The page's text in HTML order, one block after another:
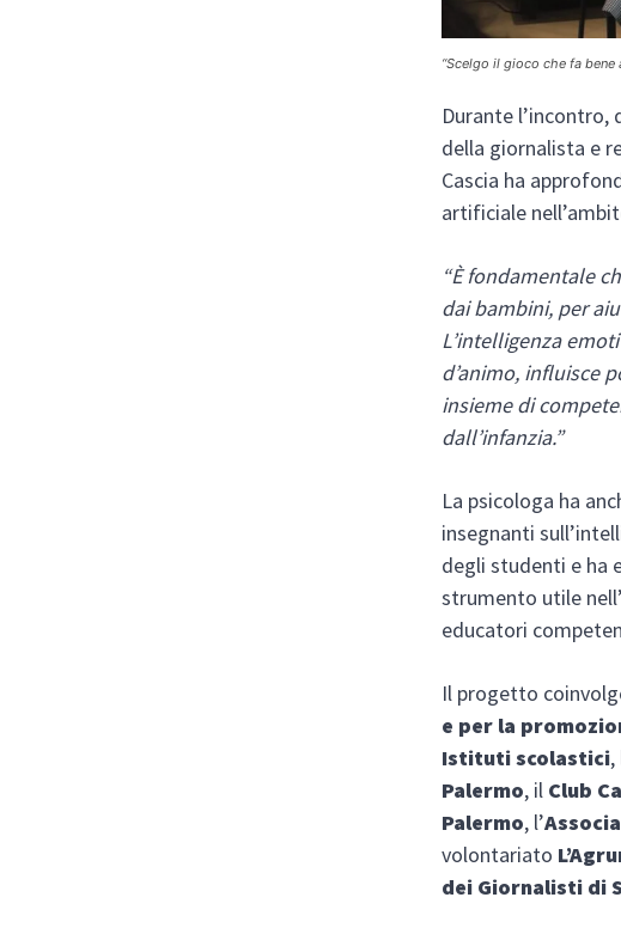
“Scelgo il gioco che fa bene
Durante l’incontro,
della giornalista e
Cascia ha
artificiale
“È fondamentale
dai bambini, per
L’intelligenza
d’animo, influisce
insieme di
dall’infanzia.”
La psicologa ha
insegnanti
degli studenti e ha
strumento utile
educatori
Il progetto
e per la
Istituti scolastici,
Palermo, il Club
Palermo, l’
volontariato
dei Giornalisti di